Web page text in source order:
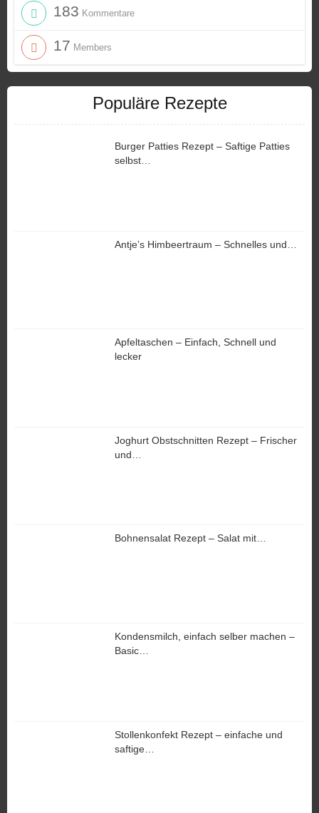
183 Kommentare
17 Members
Populäre Rezepte
Burger Patties Rezept – Saftige Patties
selbst…
Antje’s Himbeertraum – Schnelles und…
Apfeltaschen – Einfach, Schnell und
lecker
Joghurt Obstschnitten Rezept – Frischer
und…
Bohnensalat Rezept – Salat mit…
Kondensmilch, einfach selber machen –
Basic…
Stollenkonfekt Rezept – einfache und
saftige…